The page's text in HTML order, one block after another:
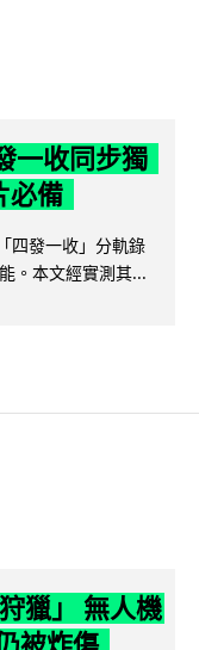
一收同步獨
必備
四發一收」分軌錄
。本文經實測其...
獵」 無人機